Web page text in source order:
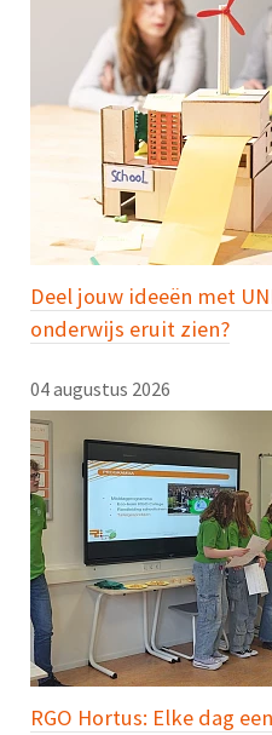
Deel jouw ideeën met
onderwijs eruit zien?
04 augustus 2026
RGO Hortus: Elke dag